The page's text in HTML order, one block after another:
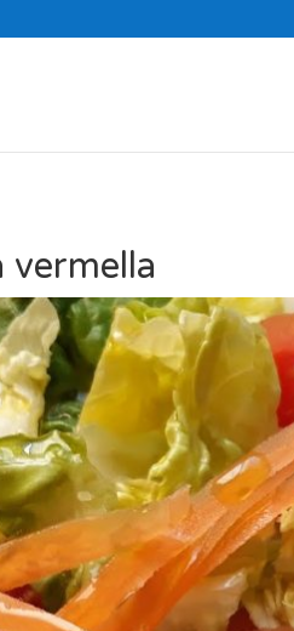
vermella